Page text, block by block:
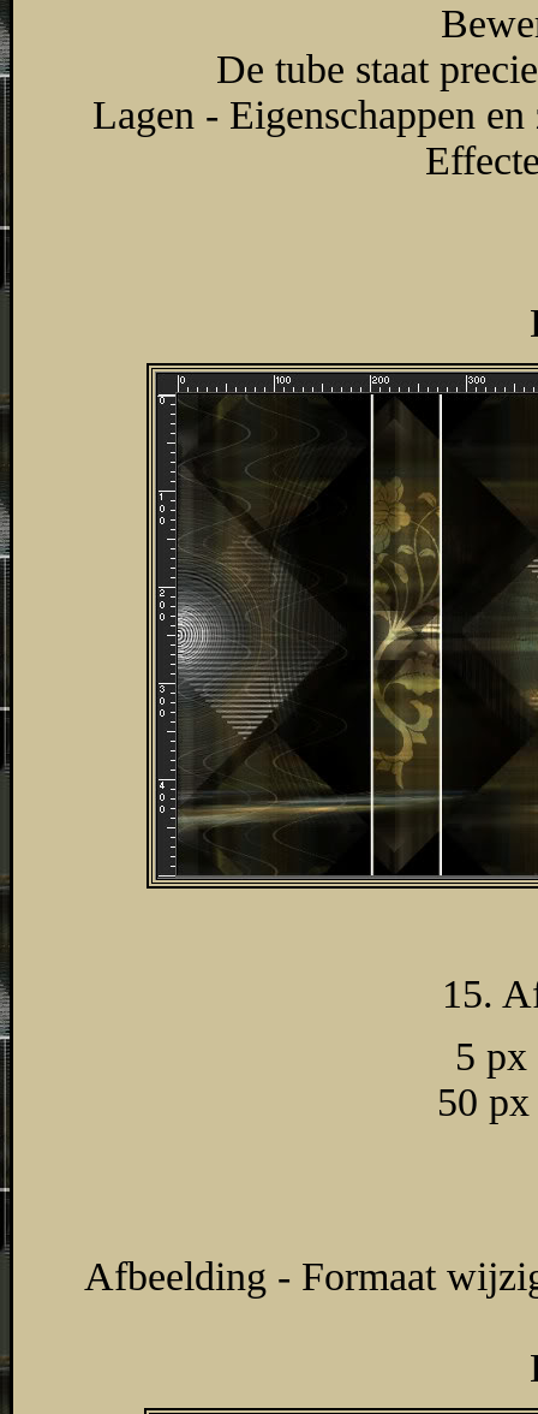
De tube staat
Lagen - Eigenschappen
15.
5 px
50
Afbeelding - Formaat